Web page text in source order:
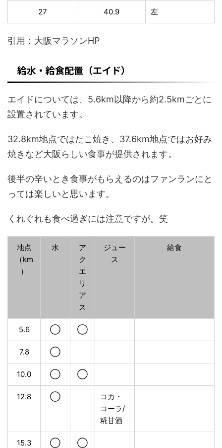
27 40.9 左
引用：大阪マラソンHP
給水・給食配置（エイド）
エイドについては、5.6km以降から約2.5kmごとに
設置されています。
32.8km地点ではたこ焼き、37.6km地点ではお好み
焼きなど大阪らしい食事が提供されます。
後半の辛いとき食事がもらえるのはファンランにと
っては楽しいと思います。
くれぐれも食べ過ぎには注意ですが。笑
地点
（km
）
水
ア
ク
エ
リ
ア
ス
ジュー
ス
給食
5.6 ◯ ◯
7.8 ◯
10.0 ◯ ◯
12.8 ◯
コカ・
コーラ/
糀甘酒
15.3 ◯ ◯